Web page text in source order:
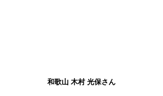
和歌山 木村 光保さん